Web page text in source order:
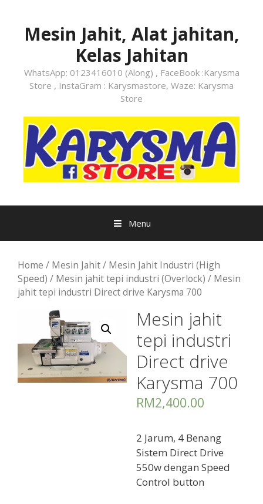
contentMesin Jahit, Alat jahitan,
Kelas Jahitan
WhatsApp: 0123416010 (Along) , FaceBook :Karysma
Store , InstaGram : Karysmastore, Waze: Karysma
Store
Menu
Home / Mesin Jahit/ Mesin Jahit Industri (High
Speed) / Mesin jahit tepi industri (Overlock) / Mesin
jahit tepi industri Direct drive Karysma 700
Mesin jahit
tepi industri
Direct drive
Karysma 700
RM2,400.00
2 Jarum, 4 Benang
Sistem Direct Drive
550w dengan Speed
Control button